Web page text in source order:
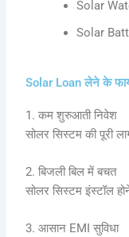
Solar
Solar
Solar Loan लेने के
1. कम शुरुआती निवेश
सोलर सिस्टम की पूरी
2. बिजली बिल में बचत
सोलर सिस्टम इंस्टॉल
3. आसान EMI सुविधा